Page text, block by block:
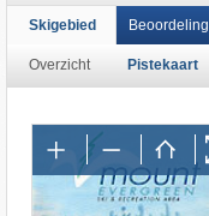
Skigebied
Overzicht Pistekaart
Beoordeling